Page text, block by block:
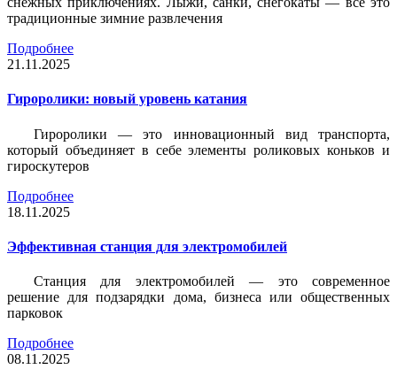
традиционные зимние развлечения
Подробнее
21.11.2025
Гироролики: новый уровень катания
Гироролики — это инновационный вид транспорта,
который объединяет в себе элементы роликовых коньков и
гироскутеров
Подробнее
18.11.2025
Эффективная станция для электромобилей
Станция для электромобилей — это современное
решение для подзарядки дома, бизнеса или общественных
парковок
Подробнее
08.11.2025